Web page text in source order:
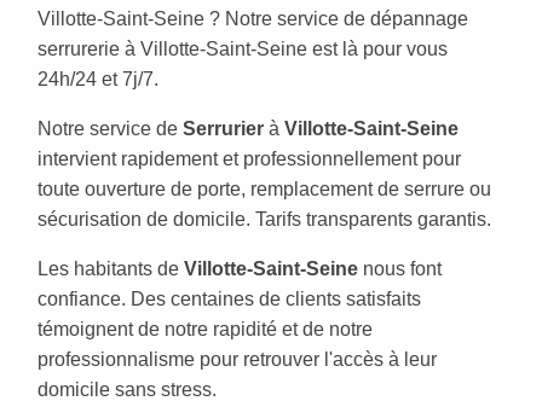
Villotte-Saint-Seine ? Notre service de dépannage
serrurerie à Villotte-Saint-Seine est là pour vous
24h/24 et 7j/7.
Notre service de Serrurier à Villotte-Saint-Seine
intervient rapidement et professionnellement pour
toute ouverture de porte, remplacement de serrure ou
sécurisation de domicile. Tarifs transparents garantis.
Les habitants de Villotte-Saint-Seine nous font
confiance. Des centaines de clients satisfaits
témoignent de notre rapidité et de notre
professionnalisme pour retrouver l'accès à leur
domicile sans stress.